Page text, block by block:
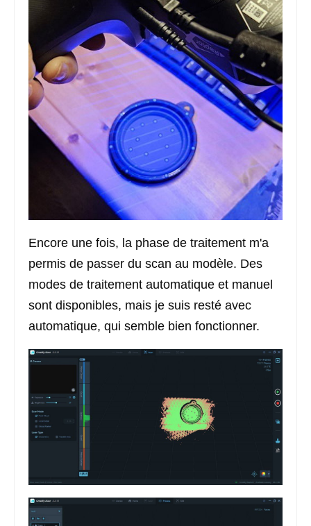
Encore une fois, la phase de traitement m'a
permis de passer du scan au modèle. Des
modes de traitement automatique et manuel
sont disponibles, mais je suis resté avec
automatique, qui semble bien fonctionner.